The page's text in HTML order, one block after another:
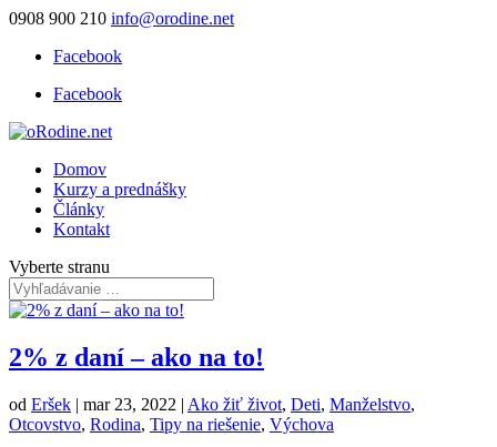
0908 900 210 info@orodine.net
Facebook
Facebook
Domov
Kurzy a prednášky
Články
Kontakt
Vyberte stranu
2% z daní – ako na to!
od Eršek | mar 23, 2022 | Ako žiť život, Deti, Manželstvo,
Otcovstvo, Rodina, Tipy na riešenie, Výchova